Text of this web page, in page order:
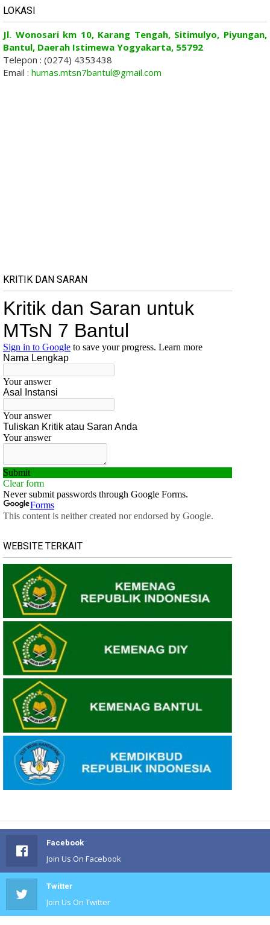
LOKASI
Jl. Wonosari km 10, Karang Tengah, Sitimulyo, Piyungan,
Bantul, Daerah Istimewa Yogyakarta, 55792
Telepon : (0274) 4353438
Email : humas.mtsn7bantul@gmail.com
KRITIK DAN SARAN
WEBSITE TERKAIT
Facebook
Join Us On Facebook
Twitter
Join Us On Twitter